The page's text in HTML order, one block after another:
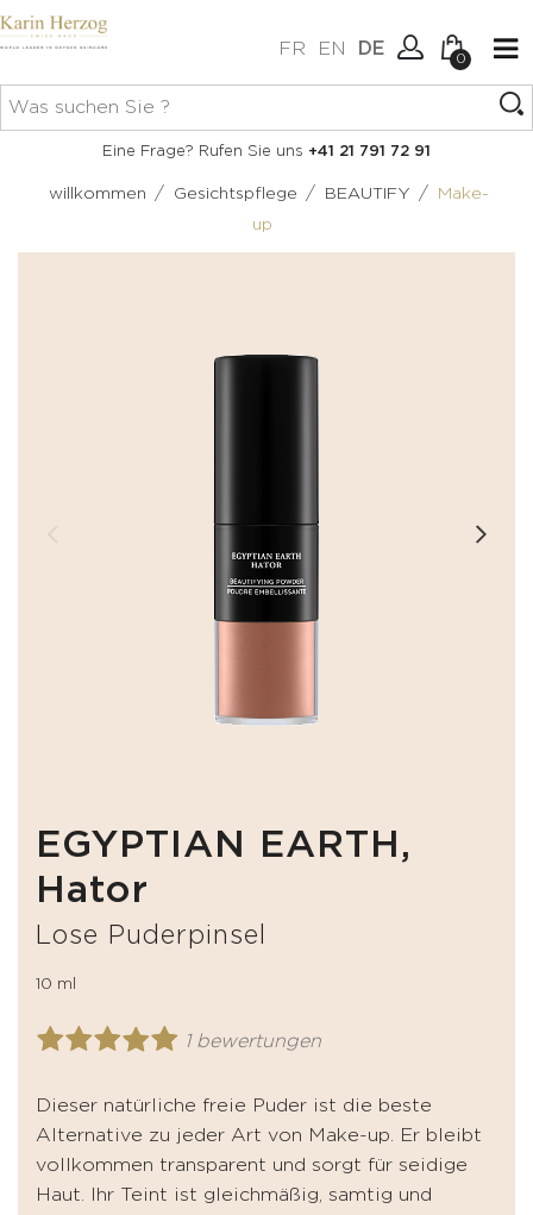
FR EN DE
Verbindung
0
Keine Artikel im Warenkorb.
Eine Frage? Rufen Sie uns +41 21 791 72 91
willkommen / Gesichtspflege / BEAUTIFY / Make-
up
EGYPTIAN EARTH,
Hator
Lose Puderpinsel
10 ml
1 bewertungen
Dieser natürliche freie Puder ist die beste
Alternative zu jeder Art von Make-up. Er bleibt
vollkommen transparent und sorgt für seidige
Haut. Ihr Teint ist gleichmäßig, samtig und